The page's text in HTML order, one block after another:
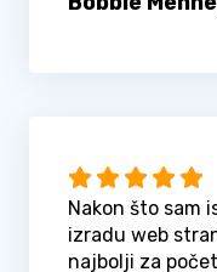
Nakon što sam
izradu web
najbolji za